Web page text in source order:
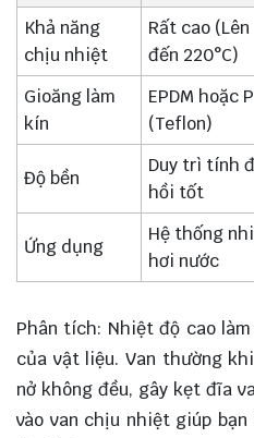
Khả năng
chịu nhiệt
Rất cao (Lên
đến 220°C)
Gioăng làm
kín
EPDM hoặc
(Teflon)
Độ bền
Duy trì tính
hồi tốt
Ứng dụng
Hệ thống
hơi nước
Phân tích: Nhiệt độ cao
của vật liệu. Van thường
nở không đều, gây kẹt đĩa
vào van chịu nhiệt giúp